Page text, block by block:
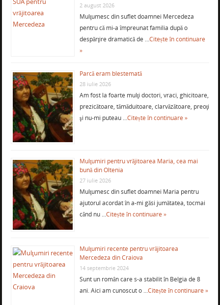
2 august 2026
Mulţumesc din suflet doamnei Mercedeza
pentru că mi-a împreunat familia după o
despărţire dramatică de …Citește în continuare
»
Parcă eram blestemată
28 iulie 2026
Am fost la foarte mulţi doctori, vraci, ghicitoare,
prezicătoare, tămăduitoare, clarvăzătoare, preoţi
şi nu-mi puteau …Citește în continuare »
Mulţumiri pentru vrăjitoarea Maria, cea mai
bună din Oltenia
27 iulie 2026
Mulţumesc din suflet doamnei Maria pentru
ajutorul acordat în a-mi găsi jumătatea, tocmai
când nu …Citește în continuare »
Mulţumiri recente pentru vrăjitoarea
Mercedeza din Craiova
14 septembrie 2024
Sunt un român care s-a stabilit în Belgia de 8
ani. Aici am cunoscut o …Citește în continuare »